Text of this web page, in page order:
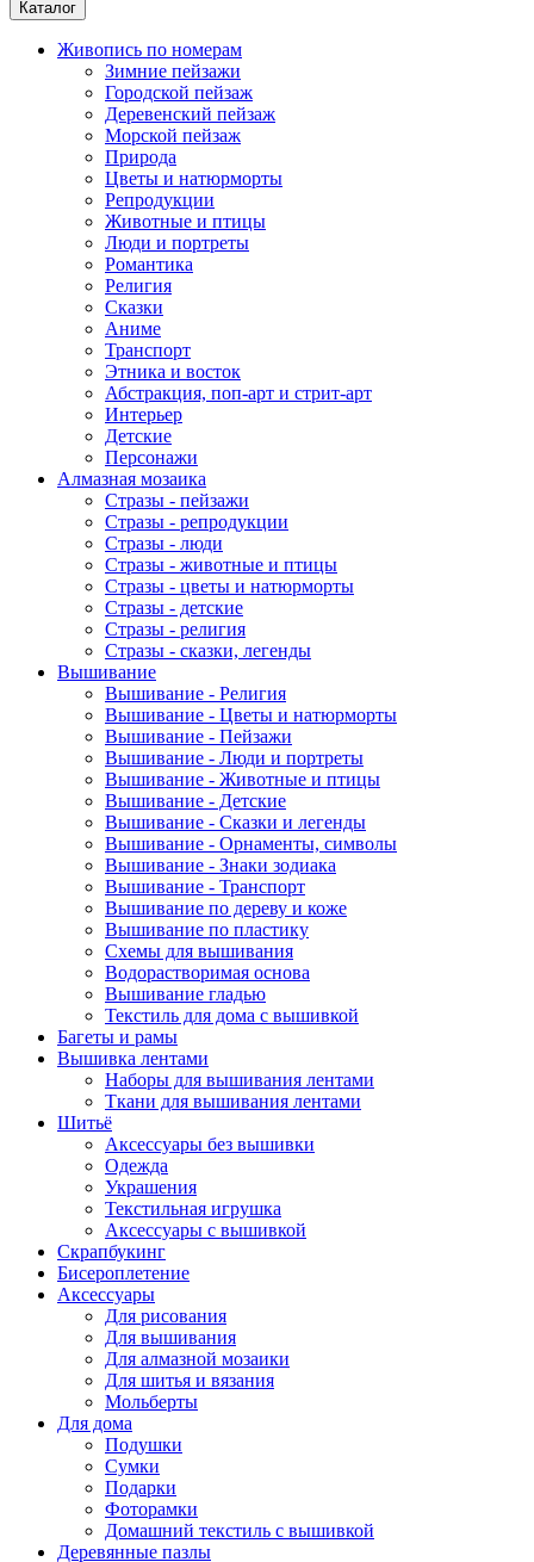
Каталог
Живопись по номерам
Зимние пейзажи
Городской пейзаж
Деревенский пейзаж
Морской пейзаж
Природа
Цветы и натюрморты
Репродукции
Животные и птицы
Люди и портреты
Романтика
Религия
Сказки
Аниме
Транспорт
Этника и восток
Абстракция, поп-арт и стрит-арт
Интерьер
Детские
Персонажи
Алмазная мозаика
Стразы - пейзажи
Стразы - репродукции
Стразы - люди
Стразы - животные и птицы
Стразы - цветы и натюрморты
Стразы - детские
Стразы - религия
Стразы - сказки, легенды
Вышивание
Вышивание - Религия
Вышивание - Цветы и натюрморты
Вышивание - Пейзажи
Вышивание - Люди и портреты
Вышивание - Животные и птицы
Вышивание - Детские
Вышивание - Сказки и легенды
Вышивание - Орнаменты, символы
Вышивание - Знаки зодиака
Вышивание - Транспорт
Вышивание по дереву и коже
Вышивание по пластику
Схемы для вышивания
Водорастворимая основа
Вышивание гладью
Текстиль для дома с вышивкой
Багеты и рамы
Вышивка лентами
Наборы для вышивания лентами
Ткани для вышивания лентами
Шитьё
Аксессуары без вышивки
Одежда
Украшения
Текстильная игрушка
Аксессуары с вышивкой
Скрапбукинг
Бисероплетение
Аксессуары
Для рисования
Для вышивания
Для алмазной мозаики
Для шитья и вязания
Мольберты
Для дома
Подушки
Сумки
Подарки
Фоторамки
Домашний текстиль с вышивкой
Деревянные пазлы